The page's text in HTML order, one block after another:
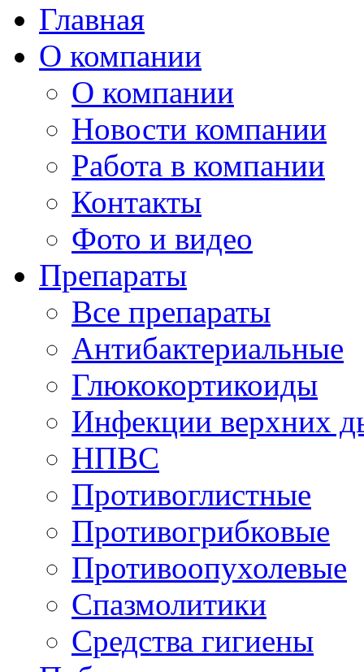
Главная
О компании
О компании
Новости компании
Работа в компании
Контакты
Фото и видео
Препараты
Все препараты
Антибактериальные
Глюкокортикоиды
Инфекции верхних
НПВC
Противоглистные
Противогрибковые
Противоопухолевые
Спазмолитики
Средства гигиены